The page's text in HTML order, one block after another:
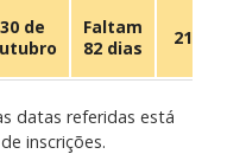
30 de
Faltam
82 dias
219 €
datas referidas está
inscrições.